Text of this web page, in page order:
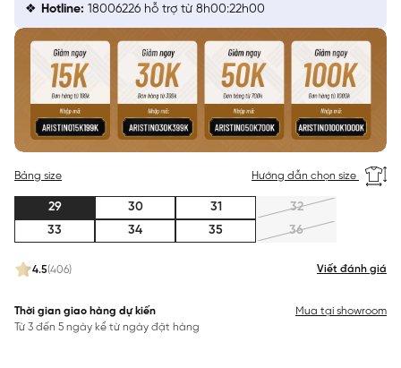
4.5(406) Viết đánh giá
Bảng size Hướng dẫn chọn size
29 30 31
32
33
34 35 36
Thời gian giao hàng dự kiến
Từ 3 đến 5 ngày kể từ ngày đặt hàng
Mua tại showroom
Hotline: 18006226 hỗ trợ từ 8h00:22h00